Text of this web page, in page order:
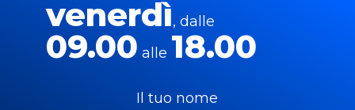
venerdì, dalle
09.00 alle 18.00
Il tuo nome